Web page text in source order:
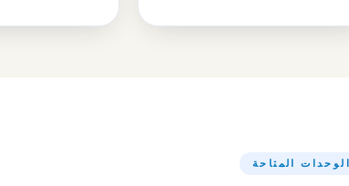
الوحدات المتاحة